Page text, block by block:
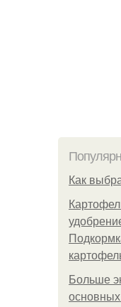
Как
Больше